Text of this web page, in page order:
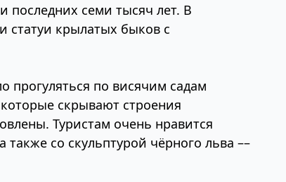
последних семи тысяч лет. В
статуи крылатых быков с
прогуляться по висячим садам
скрывают строения
Туристам очень нравится
со скульптурой чёрного льва ––